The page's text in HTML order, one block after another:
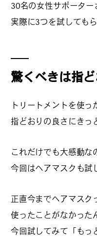
#飛行
行
#狸の
#この
#日帰
30名の女性サポーター
実際に3つを試してもら
驚くべきは指ど
トリートメントを使っ
指どおりの良さにきっ
これだけでも大感動な
今回はヘアマスクも試
正直今までヘアマスク
使ったことがなかった
今回試してみて「もっ